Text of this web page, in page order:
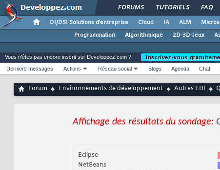
FORUMS TUTORIELS FAQ
DI/DSI Solutions d'entreprise Cloud IA ALM
Programmation
Algorithmique 2D-3D-Jeux
Vous n'êtes pas encore inscrit sur Developpez.com ?
Inscrivez-vous
Derniers messages
Actions Réseau social Blogs Agenda Chat
Forum Environnements de développement Autres EDI
Affichage des résultats du sondage:
Eclipse
NetBeans